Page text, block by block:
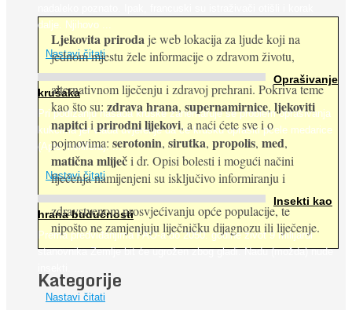
dalje. Njihovo ...
Nastavi čitati
Oprašivanje
krušaka
Pri podizanju nasada kruške zanemaruje se problem oprašivanja
kukcima jer vlada uvjerenje da će krušku oprašiti pčele medarice
(Apis mellifera). ...
Nastavi čitati
Insekti kao
hrana budućnosti
Prema predviđanjima FAO-a do 2050. godine život 9 milijardi
stanovnika Zemlje bit će ugrožen zbog gladi. Nadu (možda) nude
Nastavi čitati
Ljekovita priroda je web lokacija za ljude koji na
jednom mjestu žele informacije o zdravom životu,
alternativnom liječenju i zdravoj prehrani. Pokriva teme
kao što su: zdrava hrana, supernamirnice, ljekoviti
napitciiprirodni lijekovi, a naći ćete sve i o
pojmovima: serotonin, sirutka, propolis, med,
matična mliječi dr. Opisi bolesti i mogući načini
liječenja namijenjeni su isključivo informiranju i
zdravstvenom prosvjećivanju opće populacije, te
nipošto ne zamjenjuju liječničku dijagnozu ili liječenje.
Kategorije